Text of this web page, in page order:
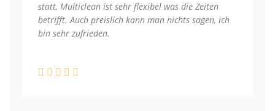
statt, Multiclean ist sehr flexibel was die Zeiten
betrifft. Auch preislich kann man nichts sagen, ich
bin sehr zufrieden.